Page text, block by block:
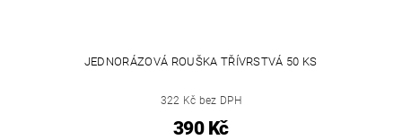
JEDNORÁZOVÁ ROUŠKA TŘÍVRSTVÁ 50 KS
322 Kč bez DPH
390 Kč